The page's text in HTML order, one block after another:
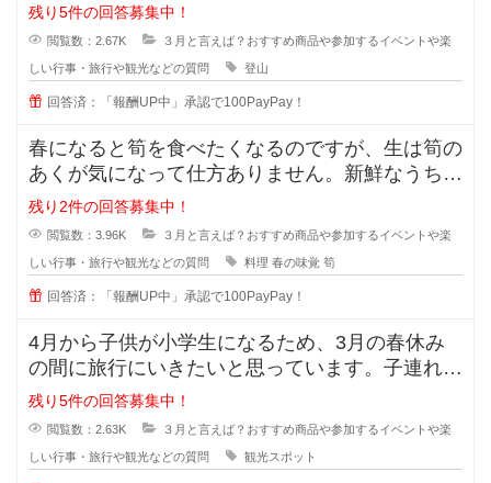
たまに長野や山梨まで出かけます。
残り5件の回答募集中！
閲覧数：2.67K ３月と言えば？おすすめ商品や参加するイベントや楽
しい行事・旅行や観光などの質問 登山
回答済：「報酬UP中」承認で100PayPay！
春になると筍を食べたくなるのですが、生は筍の
あくが気になって仕方ありません。新鮮なうちに
茹でるといいというのは知っている
残り2件の回答募集中！
閲覧数：3.96K ３月と言えば？おすすめ商品や参加するイベントや楽
しい行事・旅行や観光などの質問 料理 春の味覚 筍
回答済：「報酬UP中」承認で100PayPay！
4月から子供が小学生になるため、3月の春休み
の間に旅行にいきたいと思っています。子連れで
も楽しめるおすすめの日本の観光ス
残り5件の回答募集中！
閲覧数：2.63K ３月と言えば？おすすめ商品や参加するイベントや楽
しい行事・旅行や観光などの質問 観光スポット